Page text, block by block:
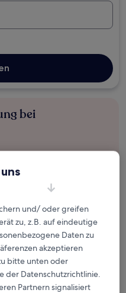
bei
für Mitglieder
diese Daten
In zwei Wochen
21. Aug. - 23. Aug.
und/ oder greifen
zu, z.B. auf eindeutige
Daten zu
akzeptieren
bitte unten oder
der Datenschutzrichtlinie.
Partnern signalisiert